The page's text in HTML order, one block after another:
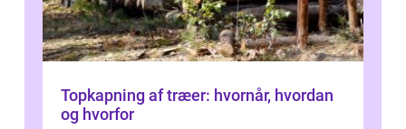
Topkapning af træer: hvornår, hvordan
og hvorfor